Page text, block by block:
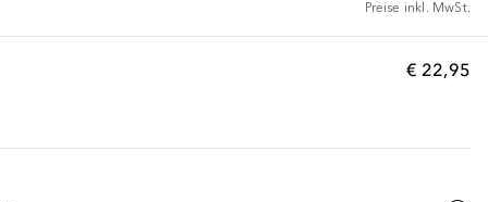
Preise inkl. MwSt.
€ 22,95